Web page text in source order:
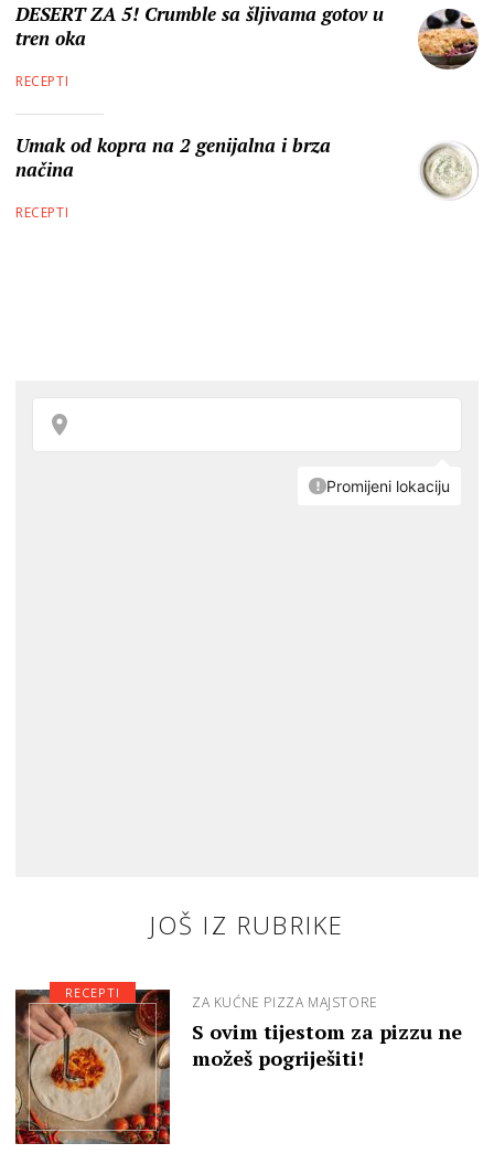
DESERT ZA 5! Crumble sa šljivama gotov u
tren oka
RECEPTI
Umak od kopra na 2 genijalna i brza
načina
RECEPTI
JOŠ IZ RUBRIKE
ZA KUĆNE PIZZA MAJSTORE
S ovim tijestom za pizzu ne
možeš pogriješiti!
RECEPTI